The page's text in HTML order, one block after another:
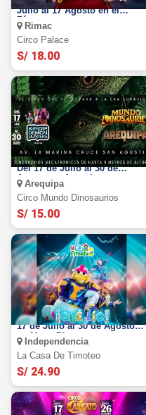
Julio al 17 Agosto en el
Rímac
Rimac
Circo Palace
S/ 18.00
Circo Mundo Dinosaurios:
Del 17 de Julio al 30 de
Agosto en Arequipa
Arequipa
Circo Mundo Dinosaurios
S/ 15.00
La Casa de Timoteo 2026: Del
17 de Julio al 30 de Agosto
en Mega Plaza -
Independencia
Independencia
La Casa De Timoteo
S/ 24.90